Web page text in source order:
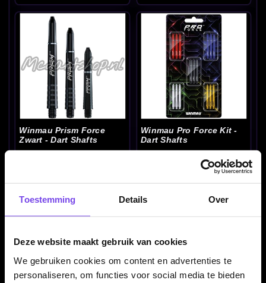
Toestemming Details Over
Deze website maakt gebruik van cookies
We gebruiken cookies om content en advertenties te
personaliseren, om functies voor social media te bieden
Winmau Prism Force
Zwart - Dart Shafts
Winmau Pro Force Kit -
Dart Shafts